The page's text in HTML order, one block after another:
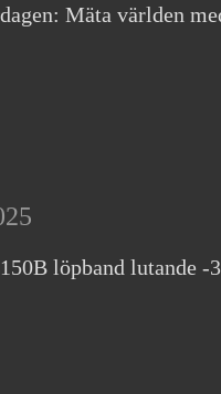
Mäta världen
löpband lutande -